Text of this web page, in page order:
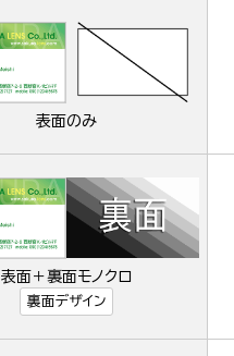
表面のみ
表面＋裏面モノクロ
裏面デザイン